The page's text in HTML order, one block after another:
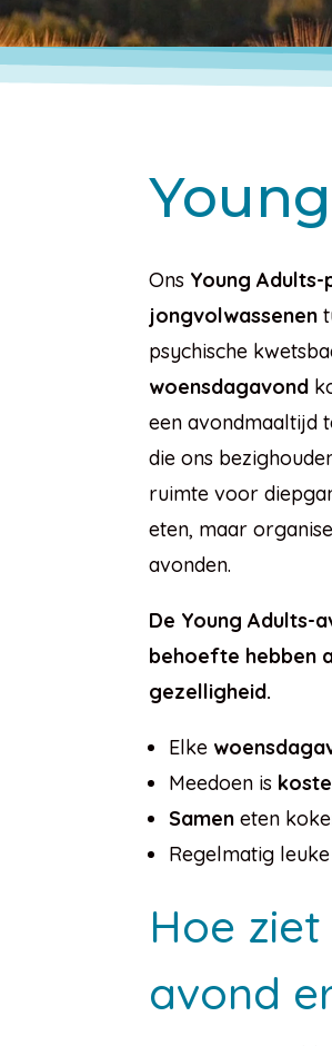
Ons Young
jongvolwassenen
psychische
woensdagavond
een avondmaaltijd
die ons
ruimte voor
eten, maar
avonden.
De Young Adults-
behoefte hebben
gezelligheid.
Elke
Meedoen is
Samen eten
Regelmatig leuke
Hoe
avond